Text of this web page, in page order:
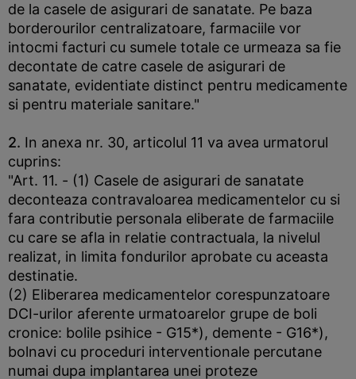
de la casele de asigurari de sanatate. Pe baza
borderourilor centralizatoare, farmaciile vor
intocmi facturi cu sumele totale ce urmeaza sa fie
decontate de catre casele de asigurari de
sanatate, evidentiate distinct pentru medicamente
si pentru materiale sanitare."
2. In anexa nr. 30, articolul 11 va avea urmatorul
cuprins:
"Art. 11. - (1) Casele de asigurari de sanatate
deconteaza contravaloarea medicamentelor cu si
fara contributie personala eliberate de farmaciile
cu care se afla in relatie contractuala, la nivelul
realizat, in limita fondurilor aprobate cu aceasta
destinatie.
(2) Eliberarea medicamentelor corespunzatoare
DCI-urilor aferente urmatoarelor grupe de boli
cronice: bolile psihice - G15*), demente - G16*),
bolnavi cu proceduri interventionale percutane
numai dupa implantarea unei proteze